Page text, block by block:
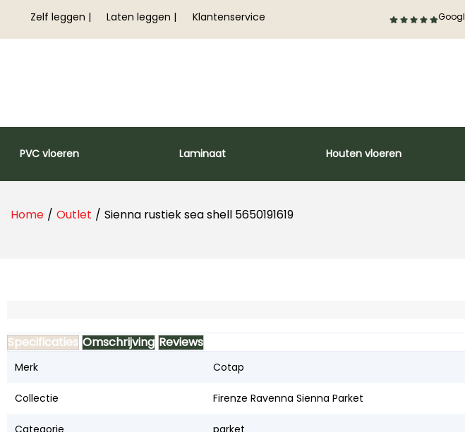
Zelf leggen | Laten leggen | Klantenservice
PVC vloeren Laminaat Houten vloeren
Home / Outlet / Sienna rustiek sea shell 5650191619
Specificaties Omschrijving Reviews
Merk Cotap
Collectie Firenze Ravenna Sienna Parket
Categorie parket